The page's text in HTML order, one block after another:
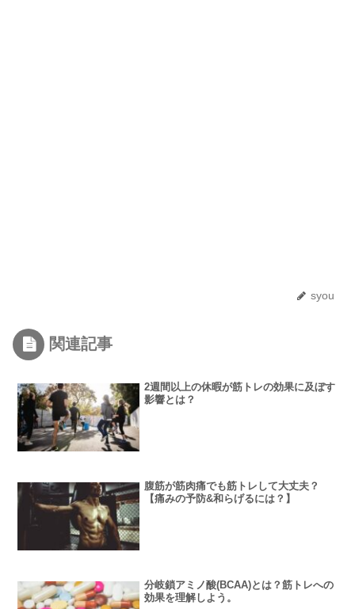
syou
関連記事
2週間以上の休暇が筋トレの効果に及ぼす
影響とは？
腹筋が筋肉痛でも筋トレして大丈夫？
【痛みの予防&和らげるには？】
分岐鎖アミノ酸(BCAA)とは？筋トレへの
効果を理解しよう。